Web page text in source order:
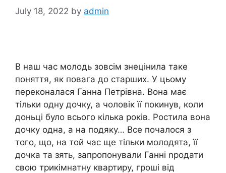
July 18, 2022 by admin
В наш час молодь зовсім знецінила таке
поняття, як повага до старших. У цьому
переконалася Ганна Петрівна. Вона має
тільки одну дочку, а чоловік її покинув, коли
доньці було всього кілька років. Ростила вона
дочку одна, а на подяку… Все почалося з
того, що, на той час ще тільки молодята, її
дочка та зять, запропонували Ганні nродати
свою трикімнатну квартиру, гроші від